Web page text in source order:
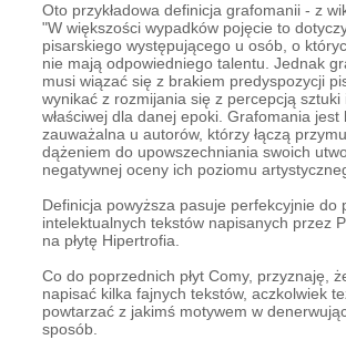
Oto przykładowa definicja grafomanii - z
"W większości wypadków pojęcie to
pisarskiego występującego u osób, o
nie mają odpowiedniego talentu. Jednak
musi wiązać się z brakiem predyspozycji
wynikać z rozmijania się z percepcją sztuki
właściwej dla danej epoki. Grafomania jest
zauważalna u autorów, którzy łączą
dążeniem do upowszechniania swoich
negatywnej oceny ich poziomu
Definicja powyższa pasuje perfekcyjnie do
intelektualnych tekstów napisanych przez
na płytę Hipertrofia.
Co do poprzednich płyt Comy, przyznaję,
napisać kilka fajnych tekstów, aczkolwiek
powtarzać z jakimś motywem w
sposób.